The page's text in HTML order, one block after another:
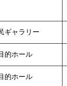
ギャラリー
的ホール
的ホール